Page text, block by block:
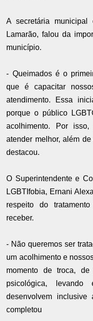
A secretária municipal
Lamarão, falou da
município.
- Queimados é o
que é capacitar
atendimento. Essa
porque o público
acolhimento. Por
atender melhor, além
destacou.
O Superintendente e
LGBTIfobia, Ernani
respeito do
receber.
- Não queremos ser
um acolhimento e
momento de troca,
psicológica, levando
desenvolvem inclusive
completou